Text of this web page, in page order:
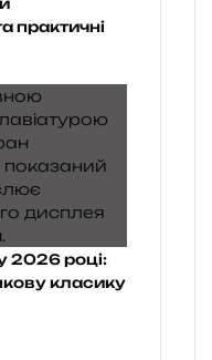
практичні
2026 році:
класику